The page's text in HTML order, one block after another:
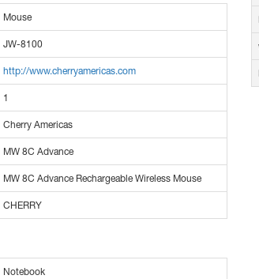
Mouse
JW-8100
http://www.cherryamericas.com
1
Cherry Americas
MW 8C Advance
MW 8C Advance Rechargeable Wireless Mouse
CHERRY
Notebook